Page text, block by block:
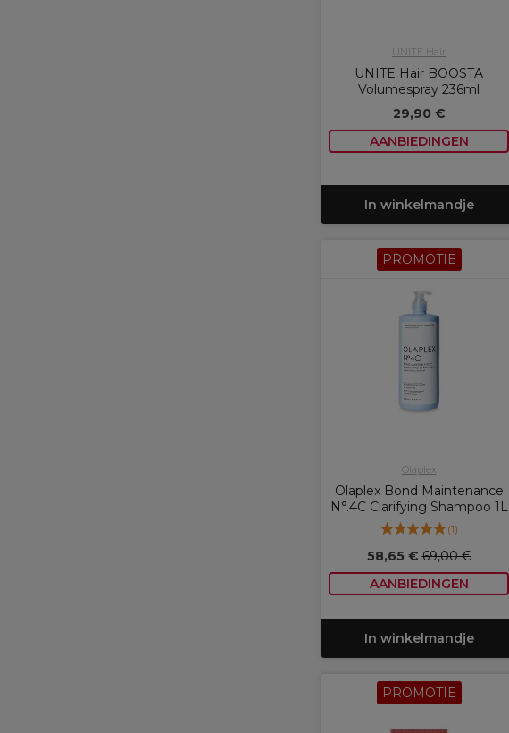
UNITE Hair
UNITE Hair BOOSTA
Volumespray 236ml
29,90 €
AANBIEDINGEN
In winkelmandje
PROMOTIE
Olaplex
Olaplex Bond Maintenance
N°.4C Clarifying Shampoo 1L
(1)
58,65 €69,00 €
AANBIEDINGEN
In winkelmandje
PROMOTIE